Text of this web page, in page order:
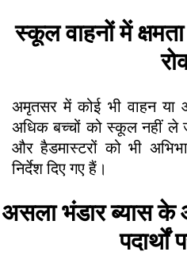
स्कूल वाहनों में
अमृतसर में कोई भी वाहन या
अधिक बच्चों को स्कूल नहीं ले
और हैडमास्टरों को भी
निर्देश दिए गए हैं।
असला भंडार ब्यास
पदार्थों